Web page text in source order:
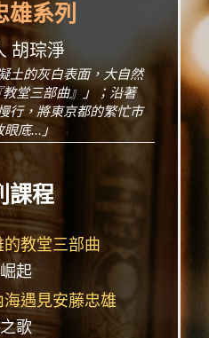
雄系列
胡琮淨
土的灰白表面，大自然
堂三部曲』」；沿著
行，將東京都的繁忙市
底...」
課程
教堂三部曲
起
遇見安藤忠雄
歌